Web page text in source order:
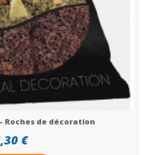
- Roches de décoration
€